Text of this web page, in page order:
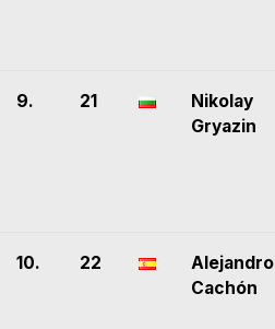
9. 21
Nikolay
Gryazin
10. 22
Alejandro
Cachón